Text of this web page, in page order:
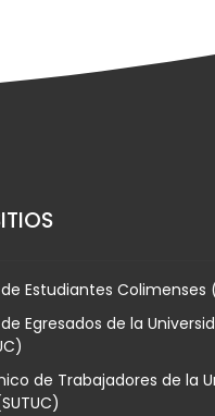
Estudiantes Colimenses
Egresados de la
de Trabajadores de la